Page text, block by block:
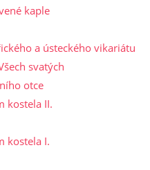
kaple
a ústeckého vikariátu
svatých
otce
kostela II.
kostela I.